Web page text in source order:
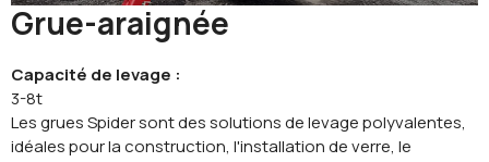
Grue-araignée
Capacité de levage :
3-8t
Les grues Spider sont des solutions de levage polyvalentes,
idéales pour la construction, l'installation de verre, le